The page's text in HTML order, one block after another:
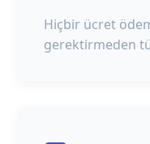
Hiçbir ücret
gerektirmeden